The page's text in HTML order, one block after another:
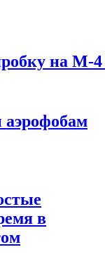
на М-
аэрофобам
в